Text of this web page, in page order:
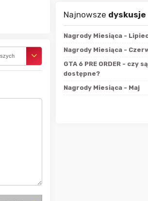
Najnowsze dyskusje
logicznie
Nagrody Miesiąca -
Nagrody Miesiąca -
GTA 6 PRE ORDER - czy
dostępne?
Nagrody Miesiąca - Maj